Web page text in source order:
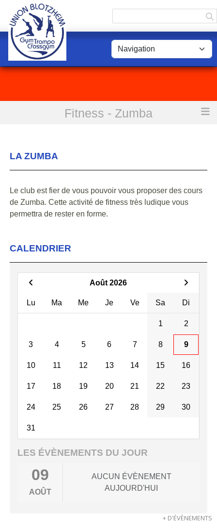
Fitness - Zumba
Fitness - Zumba
LA ZUMBA
Le club est fier de vous pouvoir vous proposer des cours
de Zumba. Cette activité de fitness très ludique vous
permettra de rester en forme.
CALENDRIER
Août 2026
Lu Ma Me Je Ve Sa Di
1 2
3 4 5 6 7 8 9
10 11 12 13 14 15 16
17 18 19 20 21 22 23
24 25 26 27 28 29 30
31
LES ÉVÈNEMENTS DU JOUR
09
AOÛT
AUCUN ÉVÈNEMENT
AUJOURD'HUI
+ D'ÉVÈNEMENTS
Panneau de gestion des cookies